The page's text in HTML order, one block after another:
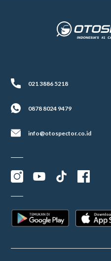
021 3886 5218
0878 8024 9479
info@otospector.co.id